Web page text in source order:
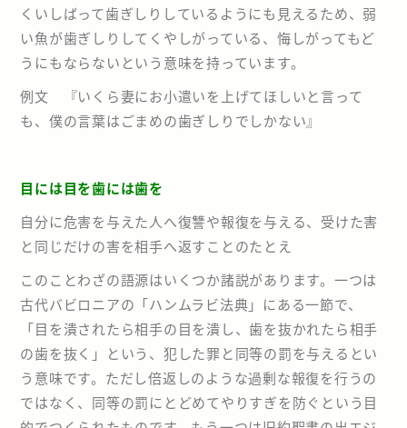
くいしばって歯ぎしりしているようにも見えるため、弱
い魚が歯ぎしりしてくやしがっている、悔しがってもど
うにもならないという意味を持っています。
例文 『いくら妻にお小遣いを上げてほしいと言って
も、僕の言葉はごまめの歯ぎしりでしかない』
目には目を歯には歯を
自分に危害を与えた人へ復讐や報復を与える、受けた害
と同じだけの害を相手へ返すことのたとえ
このことわざの語源はいくつか諸説があります。一つは
古代バビロニアの「ハンムラビ法典」にある一節で、
「目を潰されたら相手の目を潰し、歯を抜かれたら相手
の歯を抜く」という、犯した罪と同等の罰を与えるとい
う意味です。ただし倍返しのような過剰な報復を行うの
ではなく、同等の罰にとどめてやりすぎを防ぐという目